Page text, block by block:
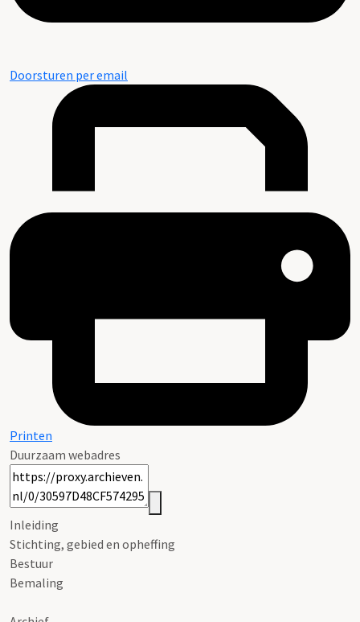
Doorsturen per email
Printen
Duurzaam webadres
Inleiding
Stichting, gebied en opheffing
Bestuur
Bemaling